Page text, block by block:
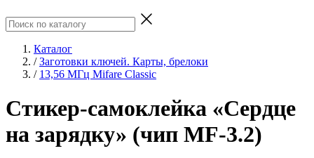
Каталог
/ Заготовки ключей. Карты, брелоки
/ 13,56 МГц Mifare Classic
Стикер-самоклейка «Сердце
на зарядку» (чип MF-3.2)